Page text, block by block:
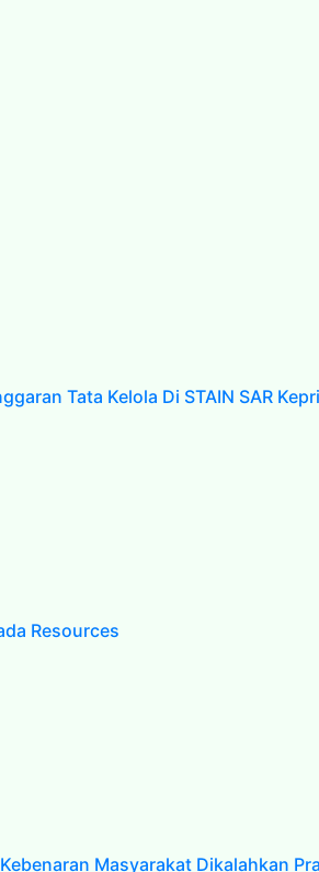
Tata Kelola Di STAIN SAR Kepri
Resources
Masyarakat Dikalahkan